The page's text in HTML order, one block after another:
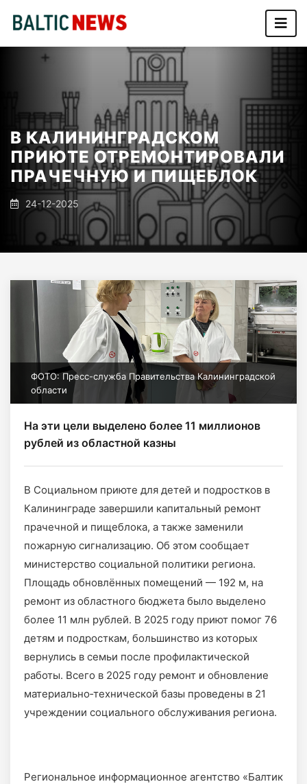
В КАЛИНИНГРАДСКОМ
ПРИЮТЕ ОТРЕМОНТИРОВАЛИ
ПРАЧЕЧНУЮ И ПИЩЕБЛОК
24-12-2025
ФОТО: Пресс-служба Правительства Калининградской
области
На эти цели выделено более 11 миллионов
рублей из областной казны
В Социальном приюте для детей и подростков в
Калининграде завершили капитальный ремонт
прачечной и пищеблока, а также заменили
пожарную сигнализацию. Об этом сообщает
министерство социальной политики региона.
Площадь обновлённых помещений — 192 м, на
ремонт из областного бюджета было выделено
более 11 млн рублей. В 2025 году приют помог 76
детям и подросткам, большинство из которых
вернулись в семьи после профилактической
работы. Всего в 2025 году ремонт и обновление
материально‑технической базы проведены в 21
учреждении социального обслуживания региона.
Региональное информационное агентство «Балтик